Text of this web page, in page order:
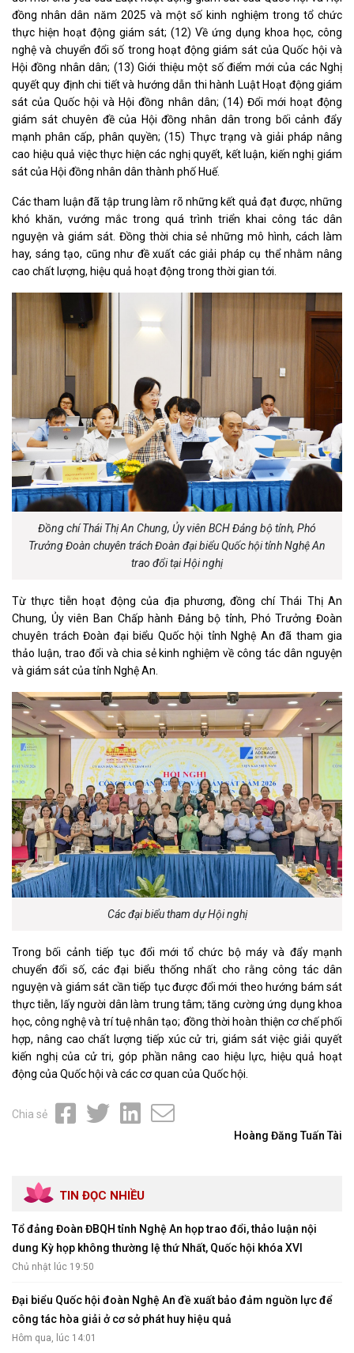
đồng nhân dân năm 2025 và một số kinh nghiệm trong tổ chức
thực hiện hoạt động giám sát; (12) Về ứng dụng khoa học, công
nghệ và chuyển đổi số trong hoạt động giám sát của Quốc hội và
Hội đồng nhân dân; (13) Giới thiệu một số điểm mới của các Nghị
quyết quy định chi tiết và hướng dẫn thi hành Luật Hoạt động giám
sát của Quốc hội và Hội đồng nhân dân; (14) Đổi mới hoạt động
giám sát chuyên đề của Hội đồng nhân dân trong bối cảnh đẩy
mạnh phân cấp, phân quyền; (15) Thực trạng và giải pháp nâng
cao hiệu quả việc thực hiện các nghị quyết, kết luận, kiến nghị giám
sát của Hội đồng nhân dân thành phố Huế.
Các tham luận đã tập trung làm rõ những kết quả đạt được, những
khó khăn, vướng mắc trong quá trình triển khai công tác dân
nguyện và giám sát. Đồng thời chia sẻ những mô hình, cách làm
hay, sáng tạo, cũng như đề xuất các giải pháp cụ thể nhằm nâng
cao chất lượng, hiệu quả hoạt động trong thời gian tới.
Đồng chí Thái Thị An Chung, Ủy viên BCH Đảng bộ tỉnh, Phó
Trưởng Đoàn chuyên trách Đoàn đại biểu Quốc hội tỉnh Nghệ An
trao đổi tại Hội nghị
Từ thực tiễn hoạt động của địa phương, đồng chí Thái Thị An
Chung, Ủy viên Ban Chấp hành Đảng bộ tỉnh, Phó Trưởng Đoàn
chuyên trách Đoàn đại biểu Quốc hội tỉnh Nghệ An đã tham gia
thảo luận, trao đổi và chia sẻ kinh nghiệm về công tác dân nguyện
và giám sát của tỉnh Nghệ An.
Các đại biểu tham dự Hội nghị
Trong bối cảnh tiếp tục đổi mới tổ chức bộ máy và đẩy mạnh
chuyển đổi số, các đại biểu thống nhất cho rằng công tác dân
nguyện và giám sát cần tiếp tục được đổi mới theo hướng bám sát
thực tiễn, lấy người dân làm trung tâm; tăng cường ứng dụng khoa
học, công nghệ và trí tuệ nhân tạo; đồng thời hoàn thiện cơ chế phối
hợp, nâng cao chất lượng tiếp xúc cử tri, giám sát việc giải quyết
kiến nghị của cử tri, góp phần nâng cao hiệu lực, hiệu quả hoạt
động của Quốc hội và các cơ quan của Quốc hội.
Chia sẻ
Hoàng Đăng Tuấn Tài
TIN ĐỌC NHIỀU
Tổ đảng Đoàn ĐBQH tỉnh Nghệ An họp trao đổi, thảo luận nội
dung Kỳ họp không thường lệ thứ Nhất, Quốc hội khóa XVI
Chủ nhật lúc 19:50
Đại biểu Quốc hội đoàn Nghệ An đề xuất bảo đảm nguồn lực để
công tác hòa giải ở cơ sở phát huy hiệu quả
Hôm qua, lúc 14:01